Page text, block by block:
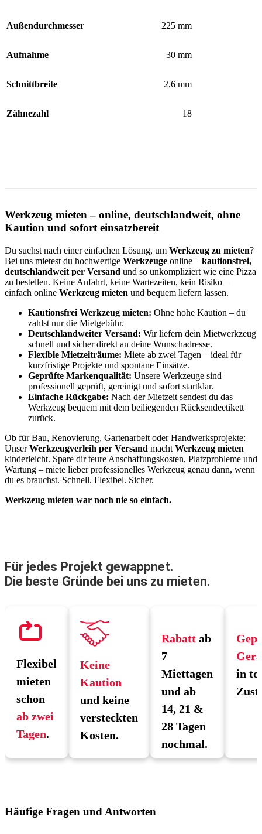
Außendurchmesser 225 mm
Aufnahme 30 mm
Schnittbreite 2,6 mm
Zähnezahl 18
Werkzeug mieten – online, deutschlandweit, ohne
Kaution und sofort einsatzbereit
Du suchst nach einer einfachen Lösung, um Werkzeug zu mieten?
Bei uns mietest du hochwertige Werkzeuge online – kautionsfrei,
deutschlandweit per Versand und so unkompliziert wie eine Pizza
zu bestellen. Keine Anfahrt, keine Wartezeiten, kein Risiko –
einfach online Werkzeug mieten und bequem liefern lassen.
Kautionsfrei Werkzeug mieten: Ohne hohe Kaution – du
zahlst nur die Mietgebühr.
Deutschlandweiter Versand: Wir liefern dein Mietwerkzeug
schnell und sicher direkt an deine Wunschadresse.
Flexible Mietzeiträume: Miete ab zwei Tagen – ideal für
kurzfristige Projekte und spontane Einsätze.
Geprüfte Markenqualität: Unsere Werkzeuge sind
professionell geprüft, gereinigt und sofort startklar.
Einfache Rückgabe: Nach der Mietzeit sendest du das
Werkzeug bequem mit dem beiliegenden Rücksendeetikett
zurück.
Ob für Bau, Renovierung, Gartenarbeit oder Handwerksprojekte:
UnserWerkzeugverleih per Versand macht Werkzeug mieten
kinderleicht. Spare dir teure Anschaffungskosten, Platzprobleme und
Wartung – miete lieber professionelles Werkzeug genau dann, wenn
du es brauchst. Schnell. Flexibel. Sicher.
Werkzeug mieten war noch nie so einfach.
Für jedes Projekt gewappnet.
Die beste Gründe bei uns zu mieten.
Flexibel
mieten
schon
ab zwei
Tagen.
Keine
Kaution
und keine
versteckten
Kosten.
Rabatt ab
7
Miettagen
und ab
14, 21 &
28 Tagen
nochmal.
in
Häufige Fragen und Antworten